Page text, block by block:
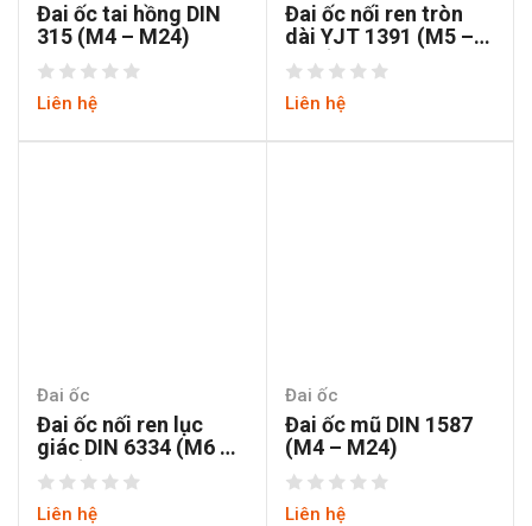
Đai ốc tai hồng DIN
315 (M4 – M24)
Liên hệ
Đai ốc nối ren tròn
dài YJT 1391 (M5 –
M16)
Liên hệ
Đai ốc
Đai ốc nối ren lục
giác DIN 6334 (M6 –
M36)
Liên hệ
Đai ốc
Đai ốc mũ DIN 1587
(M4 – M24)
Liên hệ